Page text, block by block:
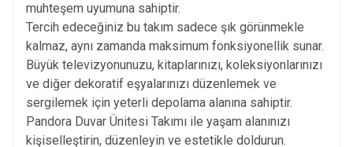
muhteşem uyumuna sahiptir.
Tercih edeceğiniz bu takım sadece şık görünmekle
kalmaz, aynı zamanda maksimum fonksiyonellik sunar.
Büyük televizyonunuzu, kitaplarınızı, koleksiyonlarınızı
ve diğer dekoratif eşyalarınızı düzenlemek ve
sergilemek için yeterli depolama alanına sahiptir.
Pandora Duvar Ünitesi Takımı ile yaşam alanınızı
kişiselleştirin, düzenleyin ve estetikle doldurun.